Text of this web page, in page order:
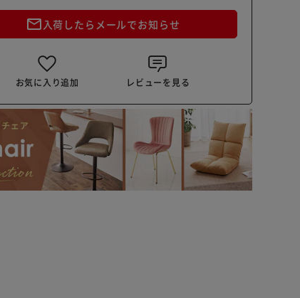
mail_outline 入荷したらメールでお知らせ
お気に入り追加 レビューを見る